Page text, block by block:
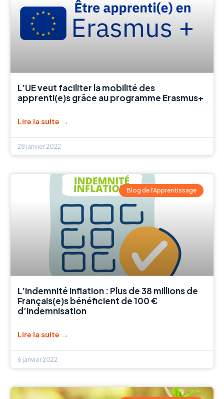
L’UE veut faciliter la mobilité des
apprenti(e)s grâce au programme Erasmus+
Lire la suite →
28 janvier 2022
Blog de l'Apprentissage
L’indemnité inflation : Plus de 38 millions de
Français(e)s bénéficient de 100 €
d’indemnisation
Lire la suite →
6 janvier 2022